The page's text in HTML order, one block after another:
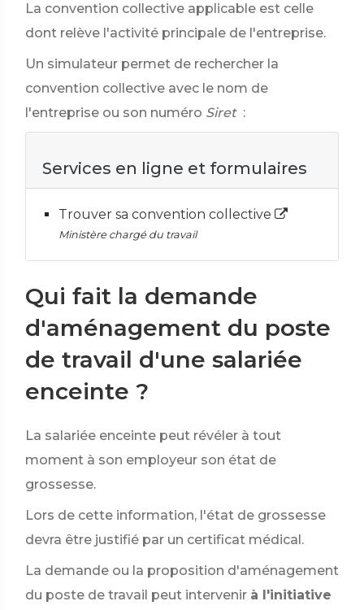
La convention collective applicable est celle
dont relève l'activité principale de l'entreprise.
Un simulateur permet de rechercher la
convention collective avec le nom de
l'entreprise ou son numéro Siret :
Services en ligne et formulaires
Trouver sa convention collective
Ministère chargé du travail
Qui fait la demande
d'aménagement du poste
de travail d'une salariée
enceinte ?
La salariée enceinte peut révéler à tout
moment à son employeur son état de
grossesse.
Lors de cette information, l'état de grossesse
devra être justifié par un certificat médical.
La demande ou la proposition d'aménagement
du poste de travail peut intervenir à l'initiative